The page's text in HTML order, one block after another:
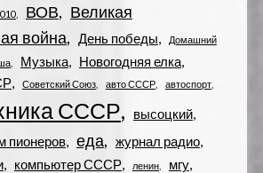
ВОВ
Великая
война
День победы
Домашний
Музыка Новогодняя елка
Советский Союз авто СССР автоспорт
СССР
высоцкий
пионеров еда
журнал радио
компьютер СССР ленин
мгу